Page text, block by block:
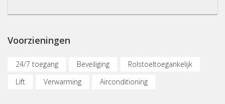
Voorzieningen
24/7 toegang Beveiliging
Rolstoeltoegankelijk
Lift
Verwarming
Airconditioning